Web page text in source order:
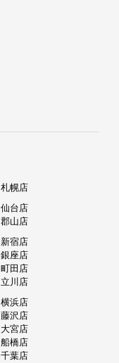
札幌店
仙台店
郡山店
新宿店
銀座店
町田店
立川店
横浜店
藤沢店
大宮店
船橋店
千葉店